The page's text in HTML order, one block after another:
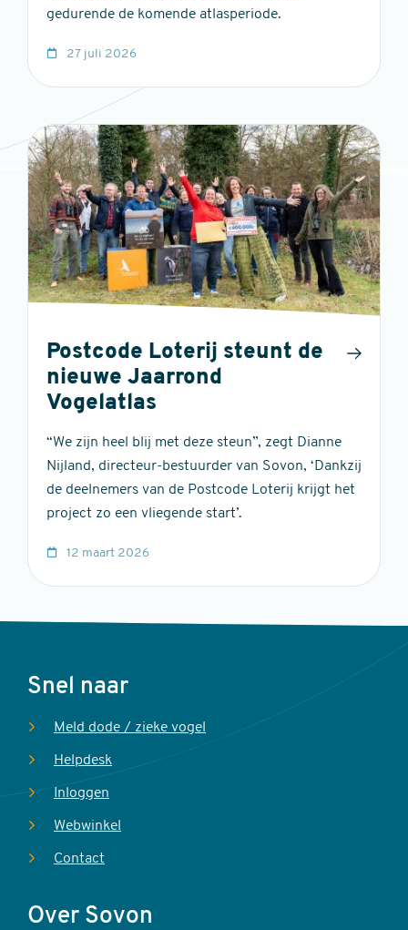
gedurende de komende atlasperiode.
27 juli 2026
Postcode Loterij steunt de
nieuwe Jaarrond
Vogelatlas
“We zijn heel blij met deze steun”, zegt Dianne
Nijland, directeur-bestuurder van Sovon, ‘Dankzij
de deelnemers van de Postcode Loterij krijgt het
project zo een vliegende start’.
12 maart 2026
Voet
Snel naar
Meld dode / zieke vogel
Helpdesk
Inloggen
Webwinkel
Contact
Over Sovon